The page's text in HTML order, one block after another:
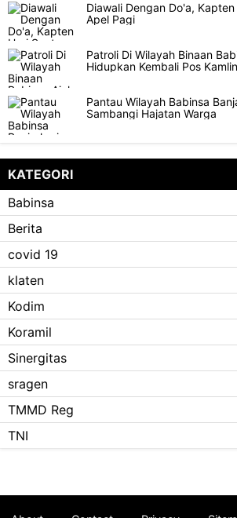
Diawali Dengan Do'a,
Apel Pagi
Patroli Di Wilayah Binaan
Hidupkan Kembali Pos
Pantau Wilayah Babinsa
Sambangi Hajatan Warga
KATEGORI
Babinsa
Berita
covid 19
klaten
Kodim
Koramil
Sinergitas
sragen
TMMD Reg
TNI